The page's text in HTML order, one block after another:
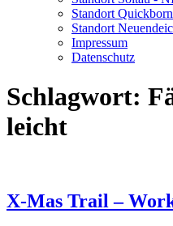
Standort
Standort
Impressum
Datenschutz
Schlagwort:
leicht
X-Mas Trail –